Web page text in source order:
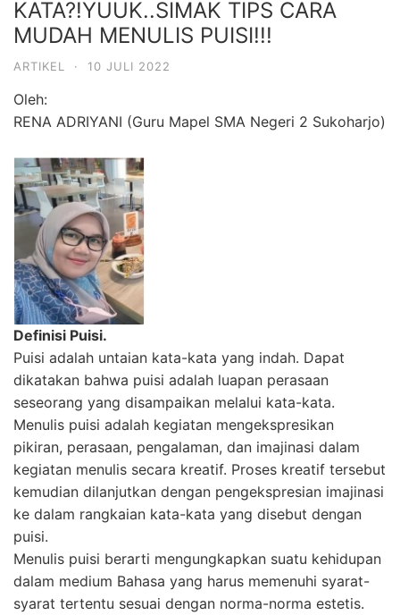
KATA?!YUUK..SIMAK TIPS CARA
MUDAH MENULIS PUISI!!!
ARTIKEL · 10 JULI 2022
Oleh:
RENA ADRIYANI (Guru Mapel SMA Negeri 2 Sukoharjo)
Definisi Puisi.
Puisi adalah untaian kata-kata yang indah. Dapat
dikatakan bahwa puisi adalah luapan perasaan
seseorang yang disampaikan melalui kata-kata.
Menulis puisi adalah kegiatan mengekspresikan
pikiran, perasaan, pengalaman, dan imajinasi dalam
kegiatan menulis secara kreatif. Proses kreatif tersebut
kemudian dilanjutkan dengan pengekspresian imajinasi
ke dalam rangkaian kata-kata yang disebut dengan
puisi.
Menulis puisi berarti mengungkapkan suatu kehidupan
dalam medium Bahasa yang harus memenuhi syarat-
syarat tertentu sesuai dengan norma-norma estetis.